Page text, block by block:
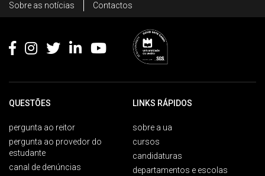
Footer
Sobre as notícias Contactos
QUESTÕES
pergunta ao reitor
pergunta ao provedor do
estudante
canal de denúncias
LINKS RÁPIDOS
sobre a ua
cursos
candidaturas
departamentos e escolas